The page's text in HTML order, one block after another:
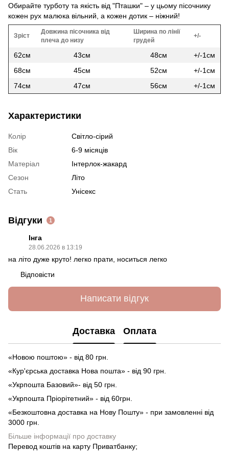
Обирайте турботу та якість від "Пташки" – у цьому пісочнику
кожен рух малюка вільний, а кожен дотик – ніжний!
Зріст
Довжина пісочника від
плеча до низу
Ширина по лінії
грудей
+/-
62см 43см 48см
+/-1см
68см
45см 52см
+/-1см
74см
47см 56см +/-1см
Характеристики
Колір
Світло-сірий
Вік
6-9 місяців
Матеріал
Інтерлок-жакард
Сезон
Літо
Стать
Унісекс
Відгуки 1
Інга
28.06.2026 в 13:19
на літо дуже круто! легко прати, носиться легко
Відповісти
Написати відгук
Доставка Оплата
«Новою поштою» - від 80 грн.
«Кур'єрська доставка Нова пошта» - від 90 грн.
«Укрпошта Базовий»- від 50 грн.
«Укрпошта Пріорітетний» - від 60грн.
«Безкоштовна доставка на Нову Пошту» - при замовленні від
3000 грн.
Більше інформації про доставку
Перевод коштів на карту Приватбанку;